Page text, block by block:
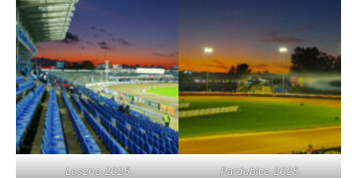
Leszno 2025 Pardubice 2025